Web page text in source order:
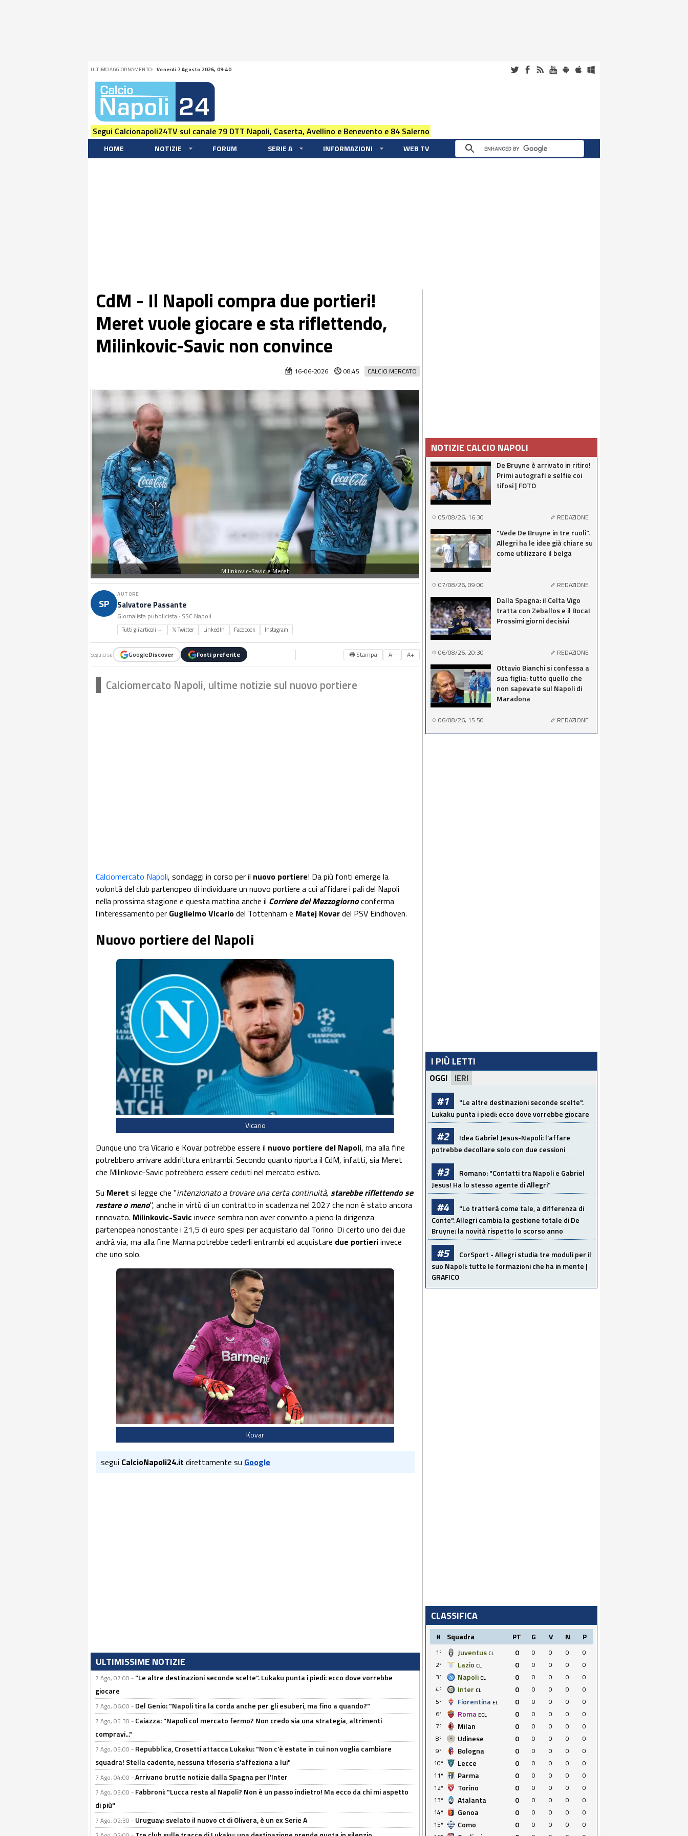
ULTIMO AGGIORNAMENTO: Venerdi 7 Agosto 2026, 09:40
Segui Calcionapoli24TV sul canale 79 DTT Napoli, Caserta, Avellino e Benevento e 84 Salerno
HOME NOTIZIE FORUM SERIE A INFORMAZIONI WEB TV
CdM - Il Napoli compra due portieri!
Meret vuole giocare e sta riflettendo,
Milinkovic-Savic non convince
CALCIO MERCATO
16-06-2026 08:45
Milinkovic-Savic e Meret
SP
AUTORE
Salvatore Passante
Giornalista pubblicista · SSC Napoli
Tutti gli articoli → 𝕏 Twitter LinkedIn Facebook Instagram
Seguici su GoogleDiscover Fonti preferite 🖶 Stampa A− A+
Calciomercato Napoli, ultime notizie sul nuovo portiere
Calciomercato Napoli, sondaggi in corso per il nuovo portiere! Da più fonti emerge la
volontà del club partenopeo di individuare un nuovo portiere a cui affidare i pali del Napoli
nella prossima stagione e questa mattina anche il Corriere del Mezzogiornoconferma
l'interessamento per Guglielmo Vicariodel Tottenham e Matej Kovardel PSV Eindhoven.
Nuovo portiere del Napoli
Vicario
Dunque uno tra Vicario e Kovar potrebbe essere il nuovo portiere del Napoli, ma alla fine
potrebbero arrivare addirittura entrambi. Secondo quanto riporta il CdM, infatti, sia Meret
che Milinkovic-Savic potrebbero essere ceduti nel mercato estivo.
Su Meret si legge che "intenzionato a trovare una certa continuità, starebbe riflettendo se
restare o meno", anche in virtù di un contratto in scadenza nel 2027 che non è stato ancora
rinnovato. Milinkovic-Savic invece sembra non aver convinto a pieno la dirigenza
partenopea nonostante i 21,5 di euro spesi per acquistarlo dal Torino. Di certo uno dei due
andrà via, ma alla fine Manna potrebbe cederli entrambi ed acquistare due portieriinvece
che uno solo.
Kovar
segui CalcioNapoli24.it direttamente su Google
ULTIMISSIME NOTIZIE
7 Ago, 07:00 - "Le altre destinazioni seconde scelte". Lukaku punta i piedi: ecco dove vorrebbe
giocare
7 Ago, 06:00 - Del Genio: "Napoli tira la corda anche per gli esuberi, ma fino a quando?"
7 Ago, 05:30 - Caiazza: "Napoli col mercato fermo? Non credo sia una strategia, altrimenti
compravi..."
7 Ago, 05:00 - Repubblica, Crosetti attacca Lukaku: "Non c'è estate in cui non voglia cambiare
squadra! Stella cadente, nessuna tifoseria s'affeziona a lui"
7 Ago, 04:00 -Arrivano brutte notizie dalla Spagna per l'Inter
7 Ago, 03:00 - Fabbroni: "Lucca resta al Napoli? Non è un passo indietro! Ma ecco da chi mi aspetto
di più"
7 Ago, 02:30 - Uruguay: svelato il nuovo ct di Olivera, è un ex Serie A
NOTIZIE CALCIO NAPOLI
De Bruyne è arrivato in ritiro!
Primi autografi e selfie coi
tifosi | FOTO
05/08/26, 16:30 REDAZIONE
"Vede De Bruyne in tre ruoli".
Allegri ha le idee già chiare su
come utilizzare il belga
07/08/26, 09:00 REDAZIONE
Dalla Spagna: il Celta Vigo
tratta con Zeballos e il Boca!
Prossimi giorni decisivi
06/08/26, 20:30 REDAZIONE
Ottavio Bianchi si confessa a
sua figlia: tutto quello che
non sapevate sul Napoli di
Maradona
06/08/26, 15:50 REDAZIONE
I PIÙ LETTI
OGGI IERI
#1
"Le altre destinazioni seconde scelte".
Lukaku punta i piedi: ecco dove vorrebbe giocare
#2
Idea Gabriel Jesus-Napoli: l'affare
potrebbe decollare solo con due cessioni
#3
Romano: "Contatti tra Napoli e Gabriel
Jesus! Ha lo stesso agente di Allegri"
#4
"Lo tratterà come tale, a differenza di
Conte". Allegri cambia la gestione totale di De
Bruyne: la novità rispetto lo scorso anno
#5
CorSport - Allegri studia tre moduli per il
suo Napoli: tutte le formazioni che ha in mente |
GRAFICO
CLASSIFICA
# Squadra PT G V N P
1º Juventus CL 0 0 0 0
0
2º
Lazio CL 0 0 0 0
0
3º
Napoli CL 0 0 0 0
0
4º
Inter CL 0 0 0 0
0
5º
Fiorentina EL 0 0 0 0
0
6º
Roma ECL 0 0 0 0
0
7º
Milan 0 0 0 0
0
8º
Udinese 0 0 0 0
0
9º
Bologna 0 0 0 0
0
10º
Lecce 0 0 0 0
0
11º
Parma 0 0 0 0
0
12º
Torino 0 0 0 0
0
13º
Atalanta 0 0 0 0
0
14º
Genoa 0 0 0 0
0
15º
Como 0 0 0 0
0